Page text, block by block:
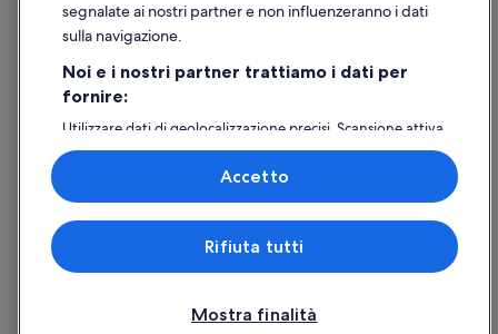
Come modificare la prenotazione di un hotel o una casa vacanze
Utilizzare un coupon Expedia
Documenti per i viaggi internazionali
© 2026 Expedia, Inc., una società di Expedia Group. Tutti i diritti riservati.
Expedia e il logo di Expedia sono marchi registrati o marchi di Expedia,
segnalate ai nostri partner e non influenzeranno i dati
sulla navigazione.
Noi e i nostri partner trattiamo i dati per
fornire:
Utilizzare dati di geolocalizzazione precisi. Scansione attiva
delle caratteristiche del dispositivo ai fini
dell’identificazione. Archiviare informazioni su dispositivo
e/o accedervi. Pubblicità e contenuti personalizzati,
misurazione delle prestazioni dei contenuti e degli
annunci, ricerche sul pubblico, sviluppo di servizi.
Elenco dei partner (fornitori)
Mostra finalità
Rifiuta tutti
Accetto